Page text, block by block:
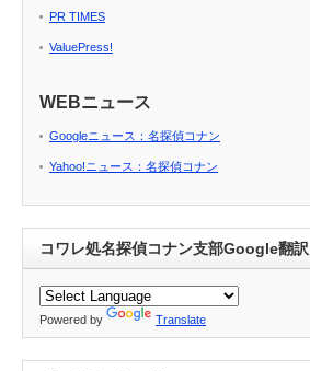
PR TIMES
ValuePress!
WEBニュース
Googleニュース：名探偵コナン
Yahoo!ニュース：名探偵コナン
コワレ処名探偵コナン支部Google翻訳
Powered by Translate